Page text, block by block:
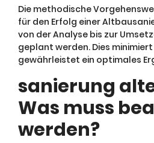
Die methodische
für den Erfolg einer
von der Analyse bis zur
geplant werden. Dies minimiert
gewährleistet ein optimales
sanierung
Was muss
werden?